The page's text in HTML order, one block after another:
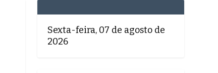
Sexta-feira, 07 de agosto de
2026